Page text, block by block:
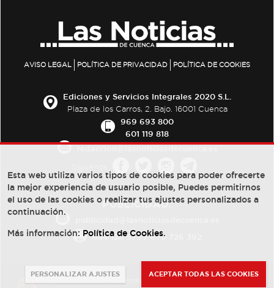
AVISO LEGAL POLÍTICA DE PRIVACIDAD POLÍTICA DE COOKIES
Ediciones y Servicios Integrales 2020 S.L.
Plaza de los Carros, 2. Bajo. 16001 Cuenca
969 693 800
601 119 818
PUBLICIDAD:
684 126 573/670 726 392
Esta web utiliza varios tipos de cookies para poder ofrecerte
la mejor experiencia de usuario posible, Puedes permitirnos
el uso de las cookies o realizar tus ajustes personalizados a
continuación.
Más información: Política de Cookies.
PERSONALIZAR AJUSTES ACEPTAR TODAS LAS COOKIES